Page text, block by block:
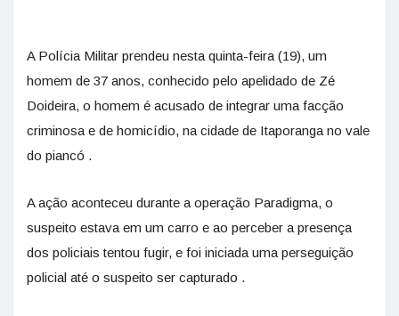
A Polícia Militar prendeu nesta quinta-feira (19), um
homem de 37 anos, conhecido pelo apelidado de Zé
Doideira, o homem é acusado de integrar uma facção
criminosa e de homicídio, na cidade de Itaporanga no vale
do piancó .
A ação aconteceu durante a operação Paradigma, o
suspeito estava em um carro e ao perceber a presença
dos policiais tentou fugir, e foi iniciada uma perseguição
policial até o suspeito ser capturado .